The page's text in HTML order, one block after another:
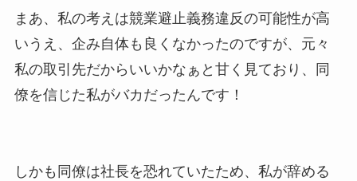
まあ、私の考えは競業避止義務違反の可能性が高
いうえ、企み自体も良くなかったのですが、元々
私の取引先だからいいかなぁと甘く見ており、同
僚を信じた私がバカだったんです！
しかも同僚は社長を恐れていたため、私が辞める